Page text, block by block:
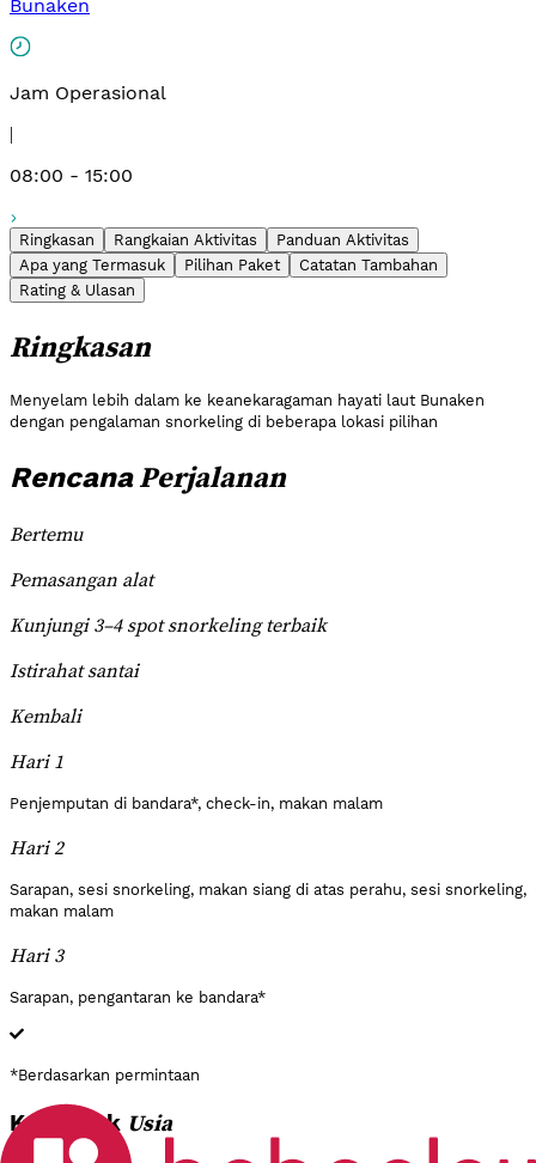
Bunaken
Jam Operasional
|
08:00 - 15:00
Ringkasan Rangkaian Aktivitas
Panduan Aktivitas
Apa yang Termasuk
Pilihan Paket
Catatan Tambahan
Rating & Ulasan
Ringkasan
Menyelam lebih dalam ke keanekaragaman hayati laut Bunaken
dengan pengalaman snorkeling di beberapa lokasi pilihan
RencanaPerjalanan
Bertemu
Pemasangan alat
Kunjungi 3–4 spot snorkeling terbaik
Istirahat santai
Kembali
Hari 1
Penjemputan di bandara*, check-in, makan malam
Hari 2
Sarapan, sesi snorkeling, makan siang di atas perahu, sesi snorkeling,
makan malam
Hari 3
Sarapan, pengantaran ke bandara*
*Berdasarkan permintaan
Kelompok Usia